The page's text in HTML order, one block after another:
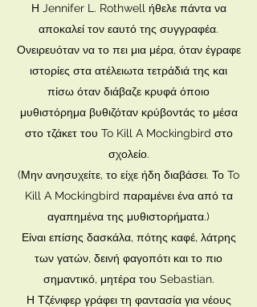
Η Jennifer L. Rothwell ήθελε πάντα να
αποκαλεί τον εαυτό της συγγραφέα.
Ονειρευόταν να το πει μια μέρα, όταν έγραφε
ιστορίες στα ατέλειωτα τετράδιά της και
πίσω όταν διάβαζε κρυφά όποιο
μυθιστόρημα βυθιζόταν κρύβοντάς το μέσα
στο τζάκετ του To Kill A Mockingbird στο
σχολείο.
(Μην ανησυχείτε, το είχε ήδη διαβάσει. Το To
Kill A Mockingbird παραμένει ένα από τα
αγαπημένα της μυθιστορήματα.)
Είναι επίσης δασκάλα, πότης καφέ, λάτρης
των γατών, δεινή φαγοπότι και το πιο
σημαντικό, μητέρα του Sebastian.
Η Τζένιφερ γράφει τη φαντασία για νέους